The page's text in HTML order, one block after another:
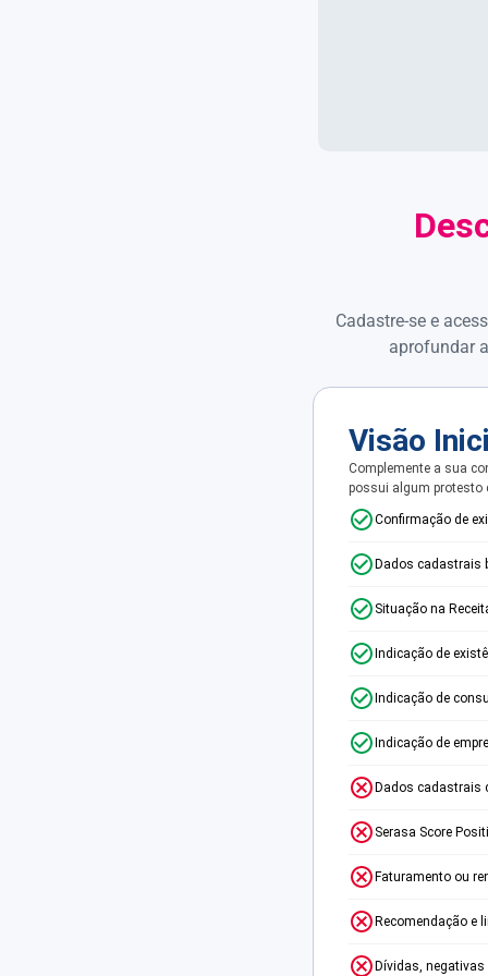
Cadastre-se e
aprofundar
Visão
Complemente a sua
possui algum protesto
Confirmação de
Dados cadastrais
Situação na
Indicação de
Indicação de
Indicação de
Dados cadastrais
Serasa Score
Faturamento ou
Recomendação e
Dívidas, negativas